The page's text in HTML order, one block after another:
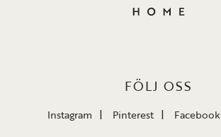
FÖLJ OSS
Instagram Pinterest Facebook